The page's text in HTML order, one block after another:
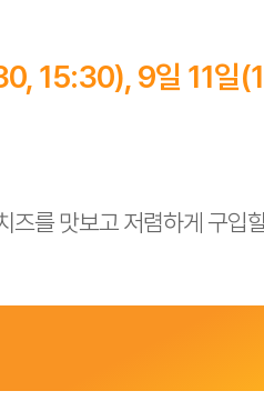
발자전거→ 퍼레이드카(지정
등)
15:30), 9일 11일
를 맛보고 저렴하게 구입